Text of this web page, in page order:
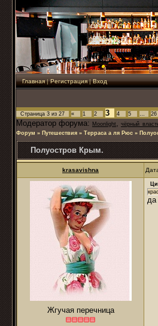
Главная|Регистрация|Вход
Страница 3 из 27 « 1 2 3 4 5 … 26
Модератор форума: Moonlight ,
Форум » Путешествия » Терраса а ля Рюс »
Полуостров Крым.
krasavishna
Жгучая перечница
да